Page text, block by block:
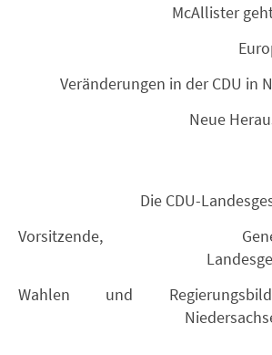
McAllister
Veränderungen in der CDU in
Neue
Die CDU-
Vorsitzende,
Wahlen und